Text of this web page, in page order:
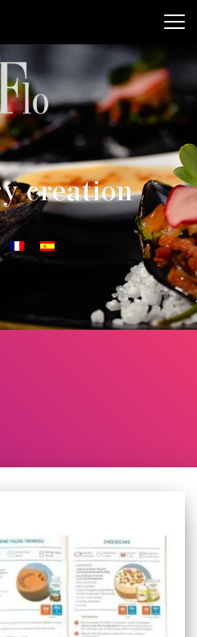
creation